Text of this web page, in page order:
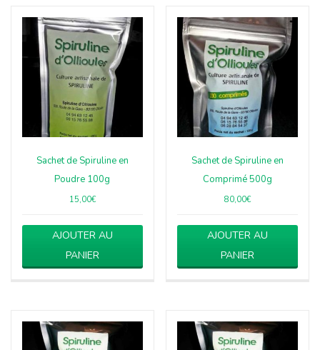
Sachet de Spiruline en
Poudre 100g
15,00€
AJOUTER AU
PANIER
Sachet de Spiruline en
Comprimé 500g
80,00€
AJOUTER AU
PANIER